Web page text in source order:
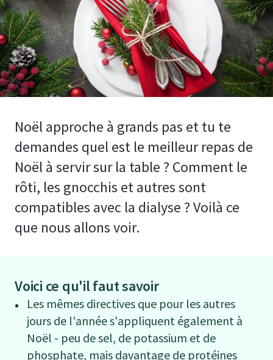
Noël approche à grands pas et tu te
demandes quel est le meilleur repas de
Noël à servir sur la table ? Comment le
rôti, les gnocchis et autres sont
compatibles avec la dialyse ? Voilà ce
que nous allons voir.
Voici ce qu'il faut savoir
Les mêmes directives que pour les autres
jours de l'année s'appliquent également à
Noël - peu de sel, de potassium et de
phosphate, mais davantage de protéines